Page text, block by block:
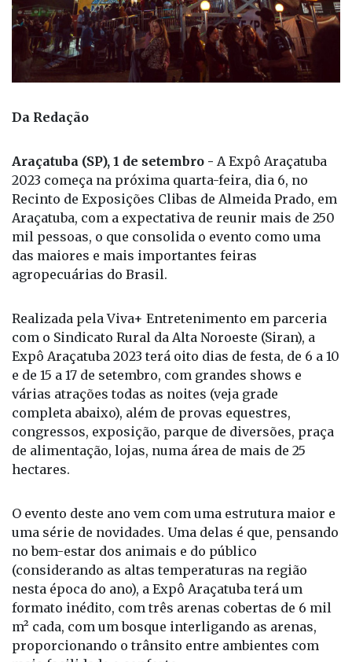
Da Redação
Araçatuba (SP), 1 de setembro -A Expô Araçatuba
Recinto de Exposições Clibas de Almeida Prado, em
mil pessoas, o que consolida o evento como uma
das maiores e mais importantes feiras
agropecuárias do Brasil.
Realizada pela Viva+ Entretenimento em parceria
com o Sindicato Rural da Alta Noroeste (Siran), a
Expô Araçatuba 2023 terá oito dias de festa, de 6 a 10
várias atrações todas as noites (veja grade
completa abaixo), além de provas equestres,
congressos, exposição, parque de diversões, praça
de alimentação, lojas, numa área de mais de 25
hectares.
O evento deste ano vem com uma estrutura maior e
uma série de novidades. Uma delas é que, pensando
no bem-estar dos animais e do público
nesta época do ano), a Expô Araçatuba terá um
formato inédito, com três arenas cobertas de 6 mil
m² cada, com um bosque interligando as arenas,
proporcionando o trânsito entre ambientes com
mais facilidade e conforto.
“Temos como missão proporcionar uma das
maiores e mais completas feiras agropecuárias do